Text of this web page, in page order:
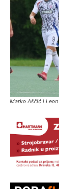
Marko Aščić i